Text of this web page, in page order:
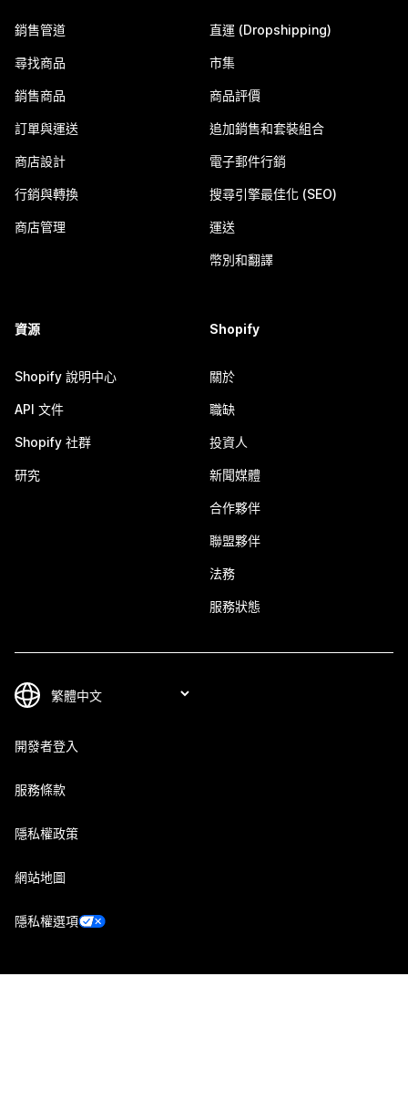
銷售管道
尋找商品
銷售商品
訂單與運送
商店設計
行銷與轉換
商店管理
直運 (Dropshipping)
市集
商品評價
追加銷售和套裝組合
電子郵件行銷
搜尋引擎最佳化 (SEO)
運送
幣別和翻譯
資源
Shopify 說明中心
API 文件
Shopify 社群
研究
Shopify
關於
職缺
投資人
新聞媒體
合作夥伴
聯盟夥伴
法務
服務狀態
開發者登入
服務條款
隱私權政策
網站地圖
隱私權選項